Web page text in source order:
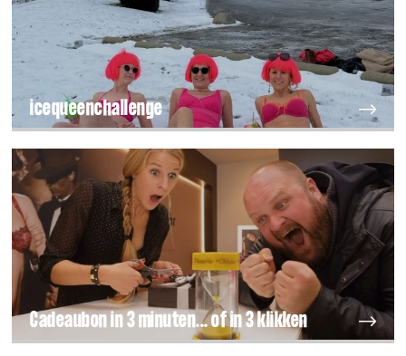
icequeenchallenge
Cadeaubon in 3 minuten... of in 3 klikken